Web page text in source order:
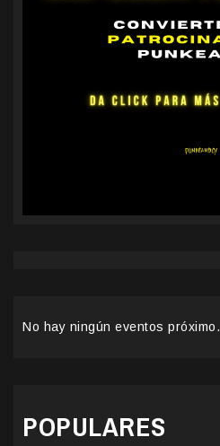
No hay ningún eventos próximo.
POPULARES